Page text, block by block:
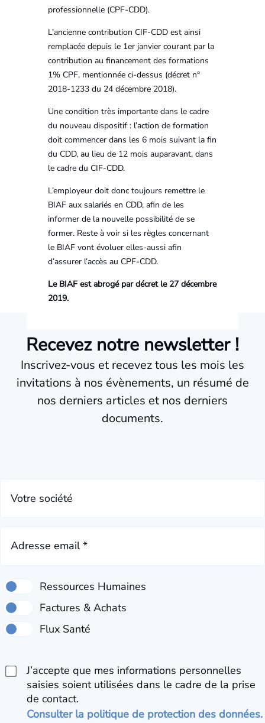
professionnelle (CPF-CDD).
L’ancienne contribution CIF-CDD est ainsi
remplacée depuis le 1er janvier courant par la
contribution au financement des formations
1% CPF, mentionnée ci-dessus (décret n°
2018-1233 du 24 décembre 2018).
Une condition très importante dans le cadre
du nouveau dispositif : l’action de formation
doit commencer dans les 6 mois suivant la fin
du CDD, au lieu de 12 mois auparavant, dans
le cadre du CIF-CDD.
L’employeur doit donc toujours remettre le
BIAF aux salariés en CDD, afin de les
informer de la nouvelle possibilité de se
former. Reste à voir si les règles concernant
le BIAF vont évoluer elles-aussi afin
d’assurer l’accès au CPF-CDD.
Le BIAF est abrogé par décret le 27 décembre
2019.
Recevez notre newsletter !
Inscrivez-vous et recevez tous les mois les
invitations à nos évènements, un résumé de
nos derniers articles et nos derniers
documents.
Votre société
Adresse email *
J’accepte que mes informations personnelles
saisies soient utilisées dans le cadre de la prise
de contact.
Consulter la politique de protection des données.